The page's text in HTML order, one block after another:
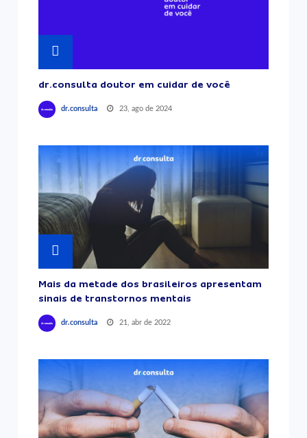
dr.consulta doutor em cuidar de você
dr.consulta 23, ago de 2024
Mais da metade dos brasileiros apresentam
sinais de transtornos mentais
dr.consulta 21, abr de 2022